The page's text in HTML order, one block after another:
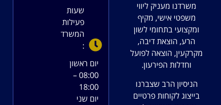
משרדנו מעניק ליווי
משפטי אישי, מקיף
ומקצועי בתחומי לשון
הרע, הוצאת דיבה,
מקרקעין, הוצאה לפועל
וחדלות הפירעון.
הניסיון הרב שצברנו
בייצוג לקוחות פרטיים
שעות
פעילות
המשרד
:
יום ראשון
08:00 –
18:00
יום שני